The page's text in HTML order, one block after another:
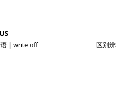
语 | write off 区别